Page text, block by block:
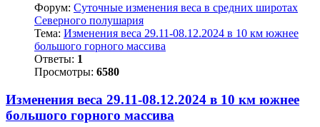
Форум: Суточные изменения веса в средних широтах
Северного полушария
Тема: Изменения веса 29.11-08.12.2024 в 10 км южнее
большого горного массива
Ответы: 1
Просмотры: 6580
Изменения веса 29.11-08.12.2024 в 10 км южнее
большого горного массива